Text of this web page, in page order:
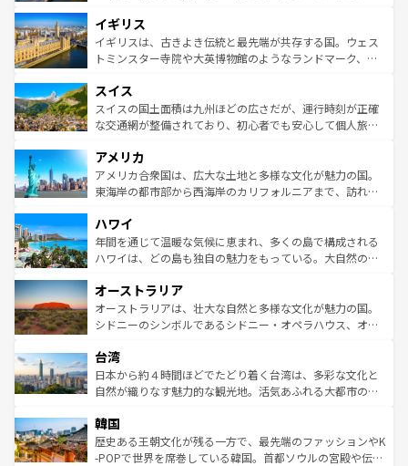
いる。シャンパンの発祥地であるランス、プロヴァンスの
香り高いラベンダー畑など、多彩な楽しみ方が可能だ。さ
らに、パリ以外の地域にも魅力が溢れており、どの街角に
れる地方に足を運ぶとそれぞれで全く異なる文化を体験で
きるだろう。 なお、新着のフランス情報はコンテンツ一覧
を参照してほしい。
顔を持つこの国は、どこを歩いても飽きることがない。ベ
ルリンの文化的活気、バイエルン州のアルプスの絶景、そ
してライン川沿いのワイン畑といった風景は必見。ビール
は、お酒好きな人にはぜひ体験してほしい。 なお、新着の
ドイツ情報はコンテンツ一覧を参照してほしい。
イギリス
イギリスは、古きよき伝統と最先端が共存する国。ウェス
トミンスター寺院や大英博物館のようなランドマーク、歴
リアごとに異なる魅力がある。また、優雅なアフタヌーン
ティー、ビール好きにはたまらない英国パブ、サッカー観
戦など、本場だからこそできる体験も豊富。イギリスを旅
ンツ一覧を参照してほしい。
スイス
スイスの国土面積は九州ほどの広さだが、運行時刻が正確
な交通網が整備されており、初心者でも安心して個人旅行
の建物がそのまま残る町や、スイスならではのユニークな
博物館もあり、アルプス観光だけでなく町歩きも満喫する
ことができる。国民の所得が高いため物価も高いが、旅行
ば市内交通費無料で観光を楽しむこともできる。 なお、新
着のスイス情報はコンテンツ一覧 を参照してほしい。
アメリカ
アメリカ合衆国は、広大な土地と多様な文化が魅力の国。
東海岸の都市部から西海岸のカリフォルニアまで、訪れる
のような巨大都市は、観光、ショッピング、エンターテイ
ンメントが詰まった刺激的なスポットだ。一方、アメリカ
西部には大自然が広がり、グランドキャニオンやイエロー
部のニューオーリンズでは、音楽と美食が融合した独特の
文化が魅力。旅行者はアメリカの各地域で異なる魅力を楽
しみながら、その多様性と豊かな歴史を感じることができ
ならではの贅沢な旅のスタイルだ。 なお、新着のアメリカ
情報はコンテンツ一覧を参照してほしい。
ハワイ
年間を通じて温暖な気候に恵まれ、多くの島で構成される
ハワイは、どの島も独自の魅力をもっている。大自然の神
ワイ島は見逃せない。また、定番の観光地といえばオアフ
島だが、静かな自然を求めるならマウイ島やカウアイ島が
おすすめ。エメラルドグリーンに輝く海をはじめ、豊かな
れるおもてなしの心で訪れる人々を迎えてくれるハワイの
人々、おいしいローカルフードやハワイアンミュージッ
ク、伝統的なフラダンスなど、すべてがハワイの魅力を彩
ワイを、存分に味わってほしい。 なお、新着のハワイ情報
はコンテンツ一覧を参照してほしい。
オーストラリア
オーストラリアは、壮大な自然と多様な文化が魅力の国。
シドニーのシンボルであるシドニー・オペラハウス、オー
リアリーフや大陸中央部にそびえるウルル（エアーズロッ
ク）、タスマニアの美しい原生林やケアンズの熱帯雨林な
ど、見どころがたくさん。また、カフェやワイン、オージ
いる。アクティビティも充実しており、サーフィンやダイ
ビング、ハイキングなど、アウトドア好きにはたまらな
い。オーストラリアの多彩な魅力を存分に味わいつくそ
台湾
日本から約４時間ほどでたどり着く台湾は、多彩な文化と
自然が織りなす魅力的な観光地。活気あふれる大都市の台
ン）、静ひつな山岳地帯である台湾東部など、都市の喧騒
と山間の静けさが共存しており、訪れる人に新しい発見と
驚きをもたらしてくれる。また、奥深い台湾の食文化も魅
韓国
歴史ある王朝文化が残る一方で、最先端のファッションやK
-POPで世界を席巻している韓国。首都ソウルの宮殿や伝統